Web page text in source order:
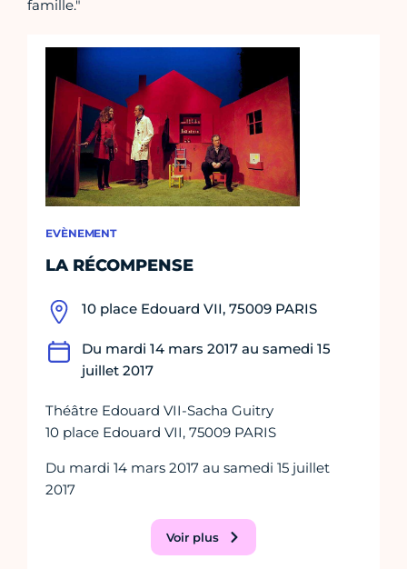
famille."
EVÈNEMENT
LA RÉCOMPENSE
10 place Edouard VII, 75009 PARIS
Du mardi 14 mars 2017 au samedi 15
juillet 2017
Théâtre Edouard VII-Sacha Guitry
10 place Edouard VII, 75009 PARIS
Du mardi 14 mars 2017 au samedi 15 juillet
2017
Voir plus